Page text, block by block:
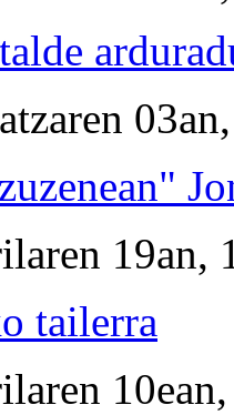
19an,
tailerra